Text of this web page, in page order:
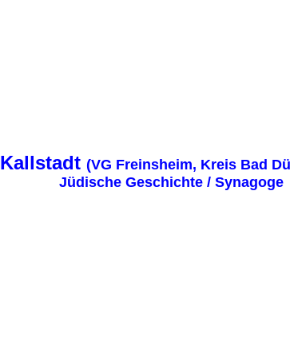
Kallstadt (VG Freinsheim, Kreis Bad
Jüdische Geschichte / Synagoge